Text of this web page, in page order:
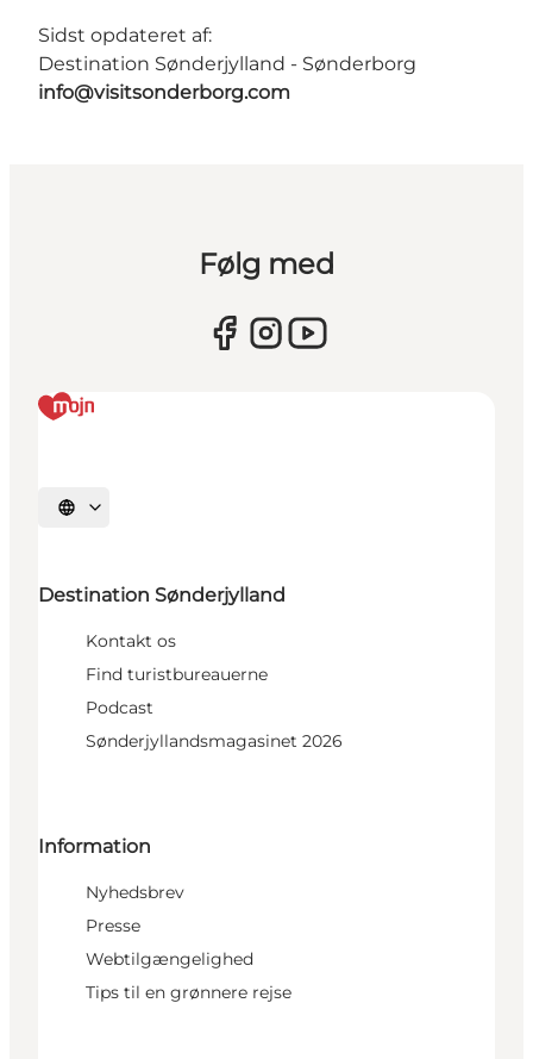
Sidst opdateret af:
Destination Sønderjylland - Sønderborg
info@visitsonderborg.com
Følg med
Vælg sprog
Destination Sønderjylland
Kontakt os
Find turistbureauerne
Podcast
Sønderjyllandsmagasinet 2026
Information
Nyhedsbrev
Presse
Webtilgængelighed
Tips til en grønnere rejse